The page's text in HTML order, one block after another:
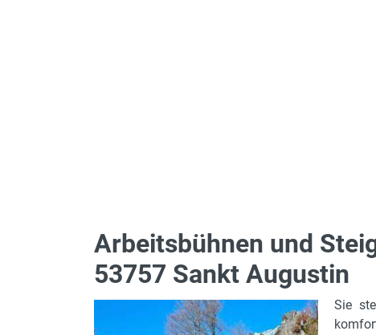
Arbeitsbühnen und
53757 Sankt Augustin
Sie